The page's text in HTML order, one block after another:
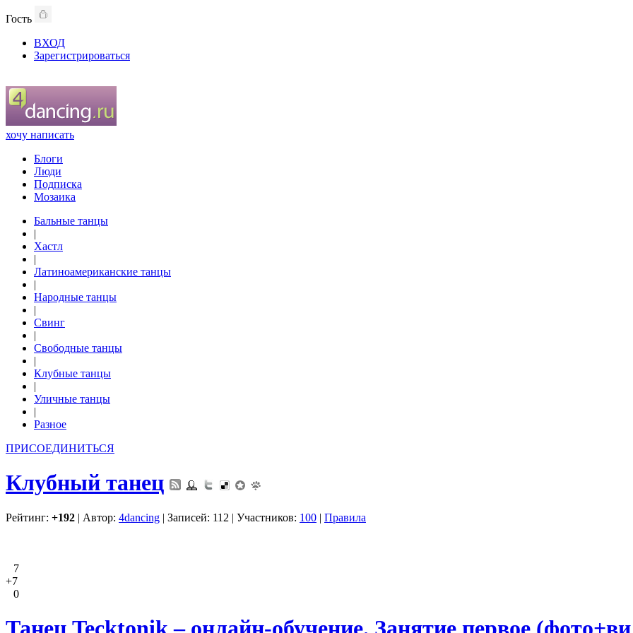
Гость
ВХОД
Зарегистрироваться
хочу написать
Блоги
Люди
Подписка
Мозаика
Бальные танцы
|
Хастл
|
Латиноамериканские танцы
|
Народные танцы
|
Свинг
|
Свободные танцы
|
Клубные танцы
|
Уличные танцы
|
Разное
ПРИСОЕДИНИТЬСЯ
Клубный танец
Рейтинг: +192 | Автор: 4dancing | Записей: 112 | Участников: 100 | Правила
7
+7
0